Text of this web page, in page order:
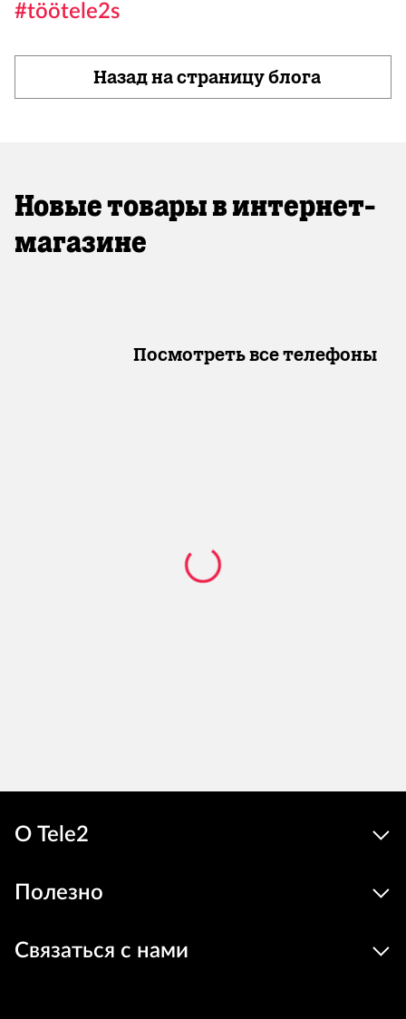
#töötele2s
Назад на страницу блога
Новые товары в интернет-
магазине
Посмотреть все телефоны
О Tele2
Полезно
Связаться с нами